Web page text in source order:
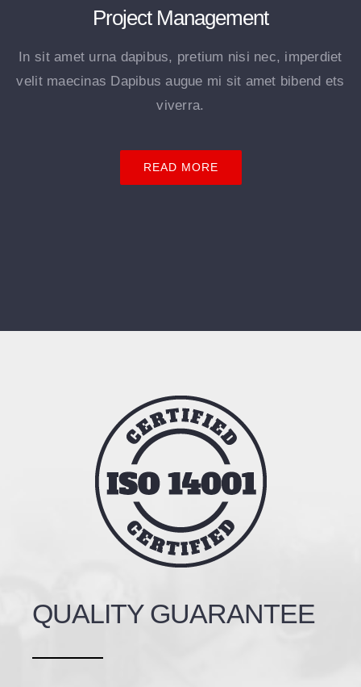
Project Management
In sit amet urna dapibus, pretium nisi nec, imperdiet
velit maecinas Dapibus augue mi sit amet bibend ets
viverra.
READ MORE
QUALITY GUARANTEE